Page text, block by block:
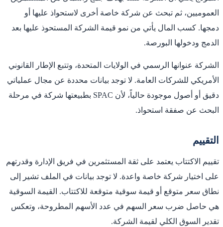
العموميين، ثم تبحث عن شركة خاصة أخرى لاستحواذ عليها أو
دمجها. كسب المال يأتي من نمو قيمة الشركة المستحوذ عليها بعد
الدمج ودخولها البورصة.
الشركة عنوانها الرسمي في الولايات المتحدة، وتتبع الإطار القانوني
الأمريكي للشركات العامة. لا توجد بيانات محددة عن مجال عملياتي
دقيق أو أصول موجودة حالياً، لأن SPAC بطبيعتها شركة في مرحلة
البحث عن صفقة استحواذ.
التقييم
تقييم الاكتتاب يعتمد على ثقة المستثمرين في فريق الإدارة وقدرتهم
على اختيار شركة خاصة واعدة. لا توجد بيانات في الملف تشير إلى
نطاق سعر متوقع أو قيمة سوقية متوقعة للاكتتاب. القيمة السوقية
هي حاصل ضرب سعر السهم في عدد الأسهم المطروحة، وتعكس
تقدير السوق الكلي لقيمة الشركة.